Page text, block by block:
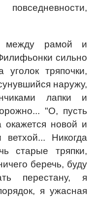
между рамой и
сильно
тряпочки,
наружу,
лапки и
"О, пусть
окажется новой и
Никогда
старые тряпки,
беречь, буду
перестану, я
я ужасная